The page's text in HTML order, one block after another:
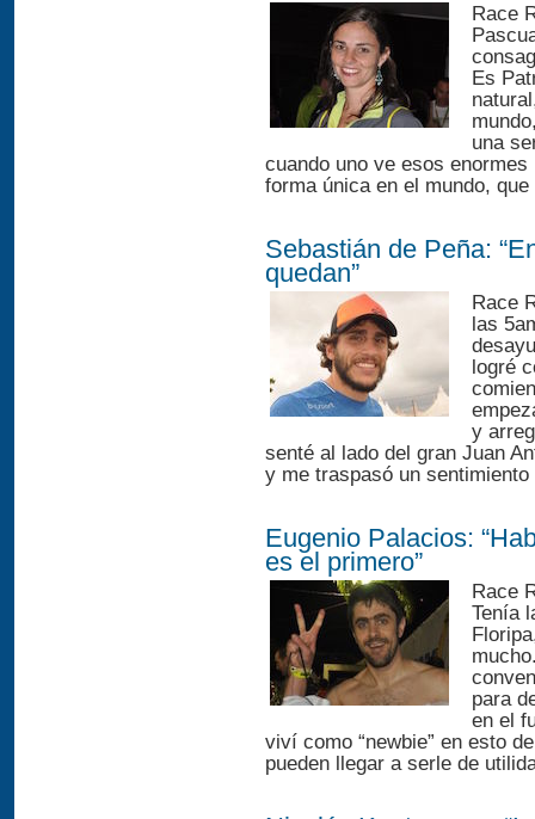
Race
Es
una
cuando uno ve esos
forma única en el mundo,
Sebastián de Peña:
quedan”
Race
las
logré
y
senté al lado del gran Juan
y me traspasó un
Eugenio Palacios:
es el primero”
Race
Tenía
para
en el
viví como “newbie” en esto
pueden llegar a serle de